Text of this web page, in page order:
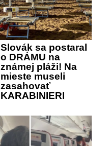
Slovák sa postaral
o DRÁMU na
známej pláži! Na
mieste museli
zasahovať
KARABINIERI